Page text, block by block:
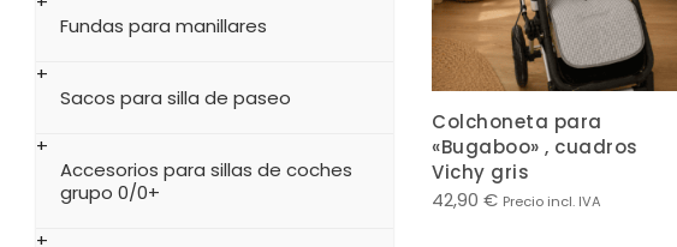
Colchoneta para
«Bugaboo» , cuadros
Vichy gris
42,90 € Precio incl. IVA
Fundas para manillares
Sacos para silla de paseo
Accesorios para sillas de coches
grupo 0/0+